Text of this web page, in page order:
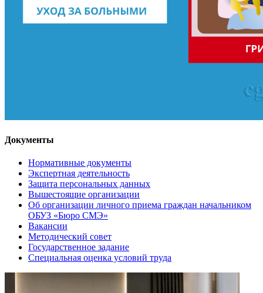
Документы
Нормативные документы
Экспертная деятельность
Защита персональных данных
Вышестоящие организации
Об организации личного приема граждан начальником
ОБУЗ «Бюро СМЭ»
Вакансии
Методический совет
Государственное задание
Специальная оценка условий труда